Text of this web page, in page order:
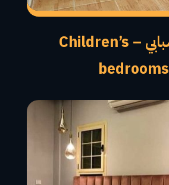
غرف شبابي – Children’s
bedrooms